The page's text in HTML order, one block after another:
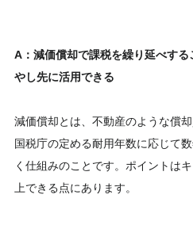
A：減価償却で課税を繰り延べす
やし先に活用できる
減価償却とは、不動産のような償
国税庁の定める耐用年数に応じて
く仕組みのことです。ポイントは
上できる点にあります。